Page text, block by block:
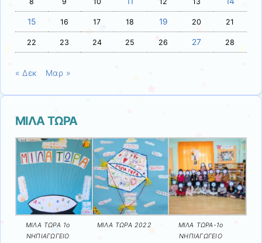
15 16 17 18 19 20 21
22 23 24 25 26 27 28
« Δεκ Μαρ »
ΜΙΛΑ ΤΩΡΑ
ΜΙΛΑ ΤΩΡΑ 1ο
ΝΗΠΙΑΓΩΓΕΙΟ
ΜΙΛΑ ΤΩΡΑ 2022
ΜΙΛΑ ΤΩΡΑ-1ο
ΝΗΠΙΑΓΩΓΕΙΟ